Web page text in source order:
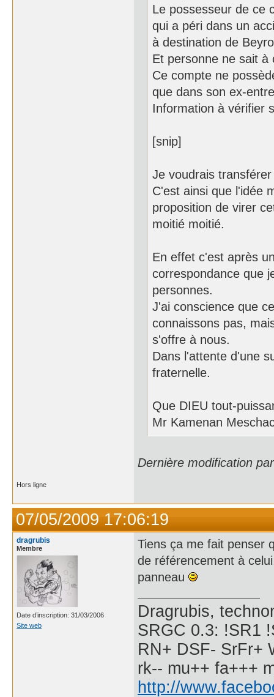
Le possesseur de ce
qui a péri dans un
à destination de
Et personne ne sait à
Ce compte ne
que dans son ex-
Information à vérifier
[snip]
Je voudrais
C'est ainsi que l'idée
proposition de virer
moitié moitié.
En effet c'est après
correspondance que
personnes.
J'ai conscience que
connaissons pas,
s'offre à nous.
Dans l'attente d'une
fraternelle.
Que DIEU tout-
Mr Kamenan
Dernière modification
Hors ligne
07/05/2009 17:06:19
dragrubis
Membre
Date d’inscription: 31/03/2006
Site web
Tiens ça me fait penser
de référencement à
panneau
Dragrubis,
SRGC 0.3: !SR1
RN+ DSF- SrFr+
rk-- mu++ fa+++
http://